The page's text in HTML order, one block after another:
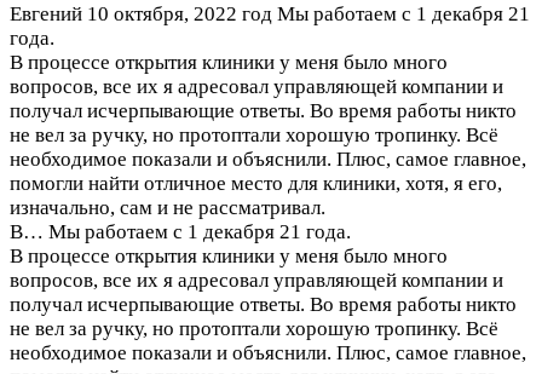
Евгений 10 октября, 2022 год Мы работаем с 1 декабря 21
года.
В процессе открытия клиники у меня было много
вопросов, все их я адресовал управляющей компании и
получал исчерпывающие ответы. Во время работы никто
не вел за ручку, но протоптали хорошую тропинку. Всё
необходимое показали и объяснили. Плюс, самое главное,
помогли найти отличное место для клиники, хотя, я его,
изначально, сам и не рассматривал.
В… Мы работаем с 1 декабря 21 года.
В процессе открытия клиники у меня было много
вопросов, все их я адресовал управляющей компании и
получал исчерпывающие ответы. Во время работы никто
не вел за ручку, но протоптали хорошую тропинку. Всё
необходимое показали и объяснили. Плюс, самое главное,